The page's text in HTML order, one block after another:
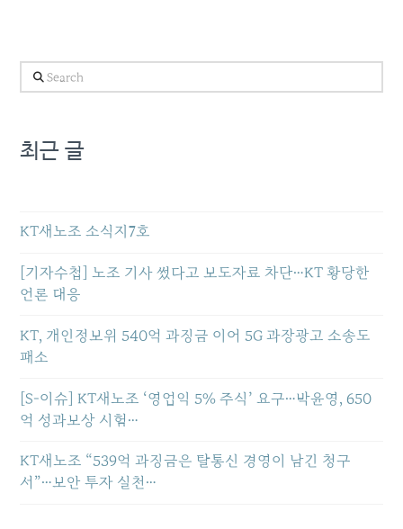
Search
최근 글
KT새노조 소식지7호
[기자수첩] 노조 기사 썼다고 보도자료 차단…KT 황당한
언론 대응
KT, 개인정보위 540억 과징금 이어 5G 과장광고 소송도
패소
[S-이슈] KT새노조 ‘영업익 5% 주식’ 요구…박윤영, 650
억 성과보상 시험…
KT새노조 “539억 과징금은 탈통신 경영이 남긴 청구
서”…보안 투자 실천…